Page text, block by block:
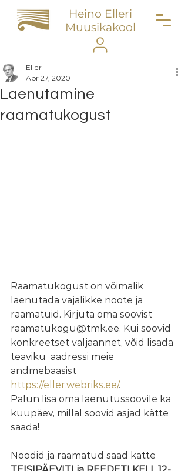
Heino Elleri
Muusikakool
Laenutamine
raamatukogust
Eller
Apr 27, 2020
Raamatukogust on võimalik
laenutada vajalikke noote ja
raamatuid. Kirjuta oma soovist
raamatukogu@tmk.ee. Kui soovid
konkreetset väljaannet, võid lisada
teaviku  aadressi meie
andmebaasist
https://eller.webriks.ee/.
Palun lisa oma laenutussoovile ka
kuupäev, millal soovid asjad kätte
saada!
Noodid ja raamatud saad kätte